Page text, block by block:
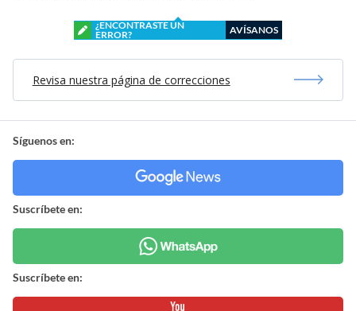
¿ENCONTRASTE UN
ERROR?
AVÍSANOS
Revisa nuestra página de correcciones
Síguenos en:
Suscríbete en:
Suscríbete en: